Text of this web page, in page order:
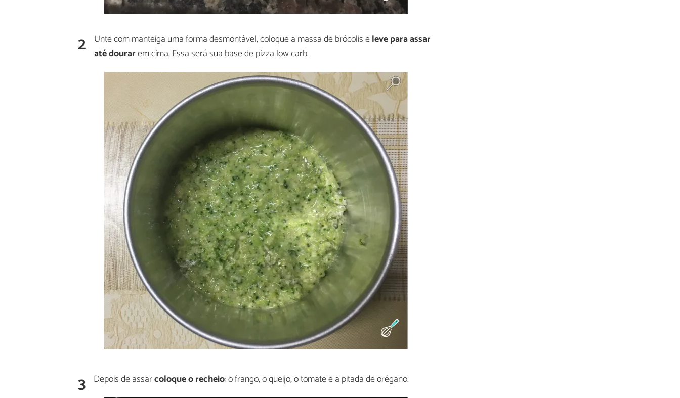
2 Unte com manteiga uma forma desmontável, coloque a massa de brócolis eleve para assar
até dourarem cima. Essa será sua base de pizza low carb.
3 Depois de assarcoloque o recheio: o frango, o queijo, o tomate e a pitada de orégano.